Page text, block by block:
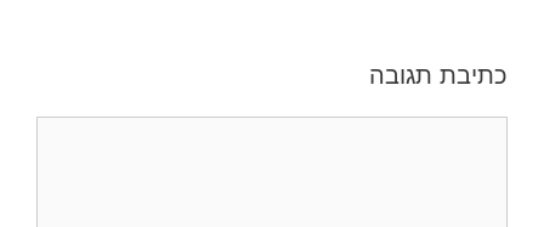
כתיבת תגובה